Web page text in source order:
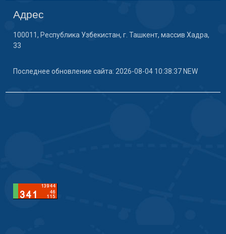
Адрес
100011, Республика Узбекистан, г. Ташкент, массив Хадра,
33
Последнее обновление сайта: 2026-08-04 10:38:37 NEW